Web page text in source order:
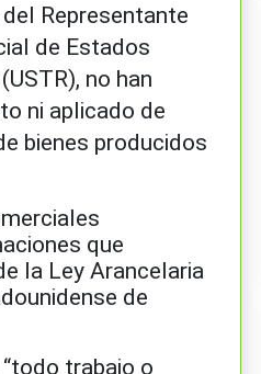
Representante
de Estados
no han
ni aplicado de
bienes producidos
que
la Ley Arancelaria
de
trabajo o